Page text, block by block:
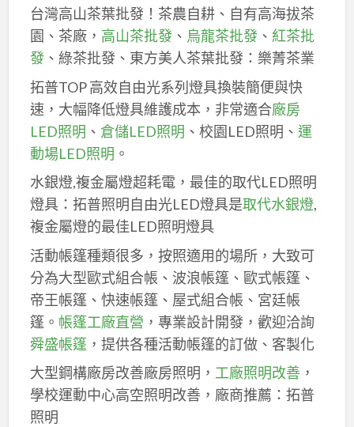
台灣高山茶葉批發！茶農自耕、自有高海拔茶
園、茶廠， 高山茶批發、 烏龍茶批發、 紅茶批
發、綠茶批發、東方美人茶葉批發：樂菁茶業
拓普TOP 高效自由光系列燈具換裝簡便與快
速，大幅降低燈具維護成本，非常適合廠房
LED照明 、 倉儲LED照明 、校園LED照明、 運
動場LED照明 。
水銀燈,複金屬燈超耗電，最佳的取代LED照明
燈具：拓普照明自由光LED燈具是取代水銀燈,
複金屬燈的最佳LED照明燈具
活動帳篷種類很多，按照適用的場所，大致可
分為大型歐式組合帳、波浪帳篷、歐式帳篷、
帝王帳篷、快速帳篷、屋式組合帳、宮廷帳
篷。 帳篷工廠直營 ，專業設計開發，歡迎洽詢
舜盛帳篷，提供各種活動帳篷的訂做、客製化
大型鋼構廠房改善廠房照明， 工廠照明改善，
學校運動中心高空照明改善，廠商推薦：拓普
照明